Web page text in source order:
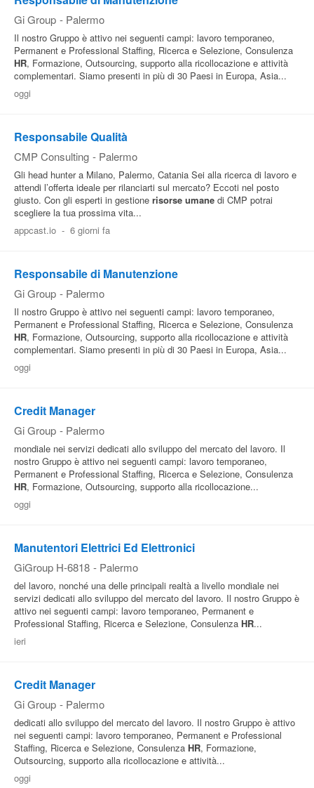
Gi Group - Palermo
Il nostro Gruppo è attivo nei seguenti campi: lavoro temporaneo,
Permanent e Professional Staffing, Ricerca e Selezione, Consulenza
HR, Formazione, Outsourcing, supporto alla ricollocazione e attività
complementari. Siamo presenti in più di 30 Paesi in Europa, Asia...
oggi
Responsabile Qualità
CMP Consulting - Palermo
Gli head hunter a Milano, Palermo, Catania Sei alla ricerca di lavoro e
attendi l’offerta ideale per rilanciarti sul mercato? Eccoti nel posto
giusto. Con gli esperti in gestione risorse umane di CMP potrai
scegliere la tua prossima vita...
appcast.io - 6 giorni fa
Responsabile di Manutenzione
Gi Group - Palermo
Il nostro Gruppo è attivo nei seguenti campi: lavoro temporaneo,
Permanent e Professional Staffing, Ricerca e Selezione, Consulenza
HR, Formazione, Outsourcing, supporto alla ricollocazione e attività
complementari. Siamo presenti in più di 30 Paesi in Europa, Asia...
oggi
Credit Manager
Gi Group - Palermo
mondiale nei servizi dedicati allo sviluppo del mercato del lavoro. Il
nostro Gruppo è attivo nei seguenti campi: lavoro temporaneo,
Permanent e Professional Staffing, Ricerca e Selezione, Consulenza
HR, Formazione, Outsourcing, supporto alla ricollocazione...
oggi
Manutentori Elettrici Ed Elettronici
GiGroup H-6818 - Palermo
del lavoro, nonché una delle principali realtà a livello mondiale nei
servizi dedicati allo sviluppo del mercato del lavoro. Il nostro Gruppo è
attivo nei seguenti campi: lavoro temporaneo, Permanent e
Professional Staffing, Ricerca e Selezione, Consulenza HR...
ieri
Credit Manager
Gi Group - Palermo
dedicati allo sviluppo del mercato del lavoro. Il nostro Gruppo è attivo
nei seguenti campi: lavoro temporaneo, Permanent e Professional
Staffing, Ricerca e Selezione, Consulenza HR, Formazione,
Outsourcing, supporto alla ricollocazione e attività...
oggi